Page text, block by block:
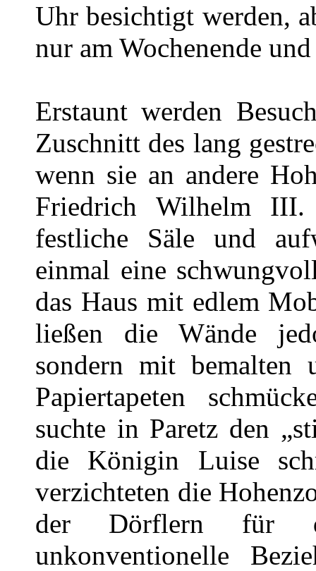
Uhr besichtigt werden,
nur am Wochenende
Erstaunt werden
Zuschnitt des lang
wenn sie an andere
Friedrich Wilhelm
festliche Säle und
einmal eine
das Haus mit edlem
ließen die Wände
sondern mit bemalten
Papiertapeten
suchte in Paretz den
die Königin Luise
verzichteten die
der Dörflern für
unkonventionelle